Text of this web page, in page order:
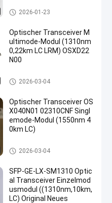
Optisches Transceivermodul
2026-01-23
Optischer Transceiver M
ultimode-Modul (1310nm
0,22km LC LRM) OSXD22
N00
Optisches Transceivermodul
2026-03-04
Optischer Transceiver OS
X040N01 02310CNF Singl
emode-Modul (1550nm 4
0km LC)
Optisches Transceivermodul
2026-03-04
SFP-GE-LX-SM1310 Optic
al Transceiver Einzelmod
usmodul ((1310nm,10km,
LC) Original Neues